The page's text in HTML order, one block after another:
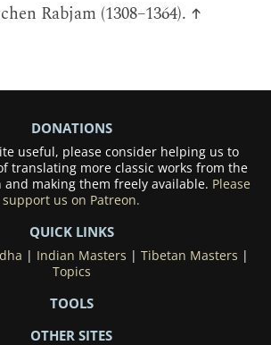
Rabjam (1308–1364). ↑
DONATIONS
useful, please consider helping us to
translating more classic works from the
making them freely available. Please
support us on Patreon.
QUICK LINKS
| Indian Masters | Tibetan Masters |
Topics
TOOLS
OTHER SITES